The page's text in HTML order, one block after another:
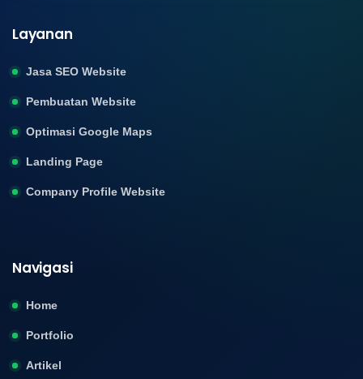
Layanan
Jasa SEO Website
Pembuatan Website
Optimasi Google Maps
Landing Page
Company Profile Website
Navigasi
Home
Portfolio
Artikel